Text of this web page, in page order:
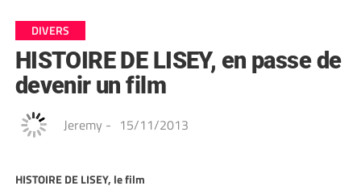
DIVERS
HISTOIRE DE LISEY, en passe de
devenir un film
Jeremy - 15/11/2013
HISTOIRE DE LISEY, le film